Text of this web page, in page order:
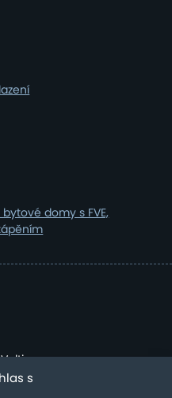
s
domy s FVE,
Valtice
2808, Břeclav